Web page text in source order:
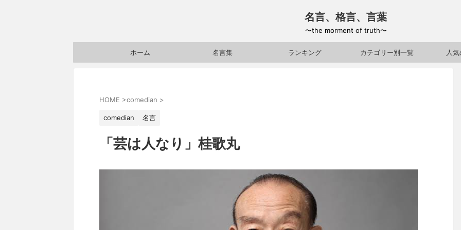
名言、格言、言葉
〜the morment of truth〜
ホーム 名言集 ランキング カテゴリー別一覧 人
HOME >comedian >
comedian 名言
「芸は人なり」桂歌丸